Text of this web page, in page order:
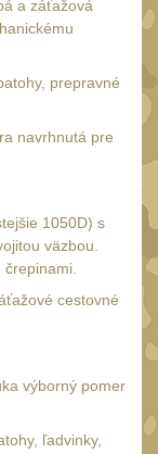
a záťažová
prepravné
navrhnutá pre
1050D) s
väzbou.
cestovné
výborný pomer
ľadvinky,